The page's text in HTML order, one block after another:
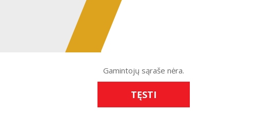
Gamintojų sąraše nėra.
TĘSTI